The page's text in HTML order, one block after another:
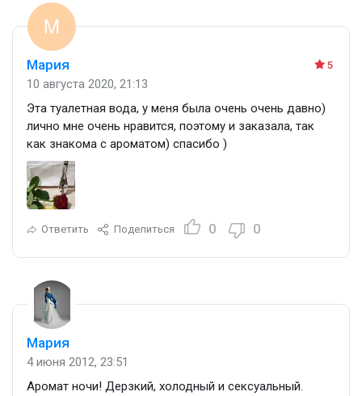
5
Мария
10 августа 2020, 21:13
Эта туалетная вода, у меня была очень очень давно)
лично мне очень нравится, поэтому и заказала, так
как знакома с ароматом) спасибо )
Ответить Поделиться 0 0
Мария
4 июня 2012, 23:51
Аромат ночи! Дерзкий, холодный и сексуальный.